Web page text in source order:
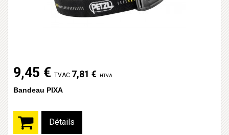
9,45 € TVAC 7,81 € HTVA
Bandeau PIXA
Détails